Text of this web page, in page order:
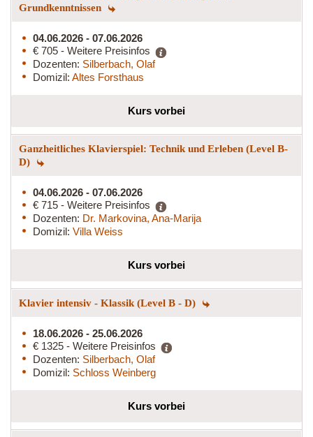
Grundkenntnissen
04.06.2026 - 07.06.2026
€ 705 - Weitere Preisinfos
Dozenten: Silberbach, Olaf
Domizil: Altes Forsthaus
Kurs vorbei
Ganzheitliches Klavierspiel: Technik und Erleben (Level B-
D)
04.06.2026 - 07.06.2026
€ 715 - Weitere Preisinfos
Dozenten: Dr. Markovina, Ana-Marija
Domizil: Villa Weiss
Kurs vorbei
Klavier intensiv - Klassik (Level B - D)
18.06.2026 - 25.06.2026
€ 1325 - Weitere Preisinfos
Dozenten: Silberbach, Olaf
Domizil: Schloss Weinberg
Kurs vorbei